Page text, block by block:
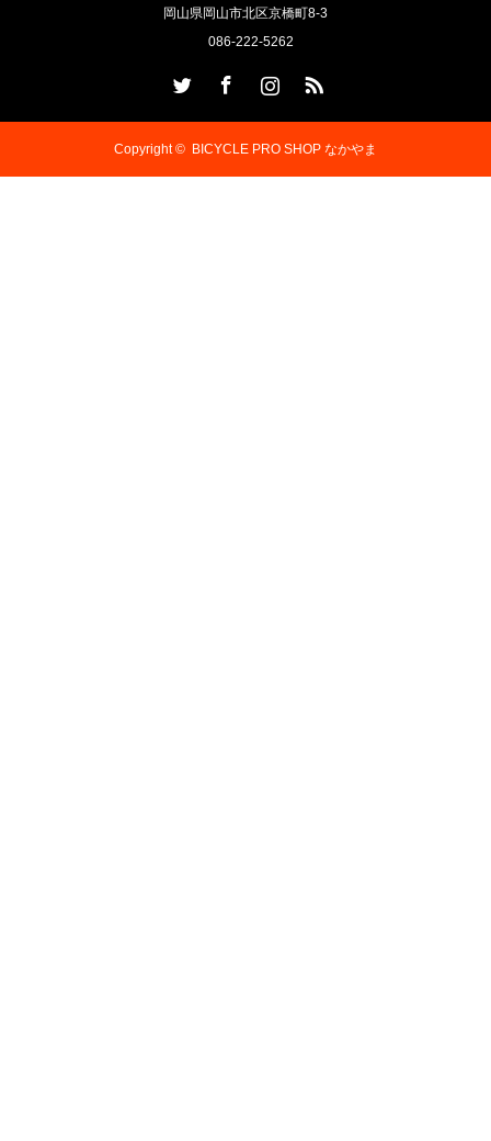
岡山県岡山市北区京橋町8-3
086-222-5262
InstagramRSS
Copyright © BICYCLE PRO SHOP なかやま